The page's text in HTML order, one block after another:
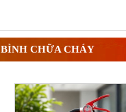
BÌNH CHỮA CHÁY